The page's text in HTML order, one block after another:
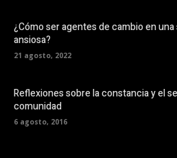
¿Cómo ser agentes de cambio en
ansiosa?
21 agosto, 2022
Reflexiones sobre la constancia y el
comunidad
6 agosto, 2016